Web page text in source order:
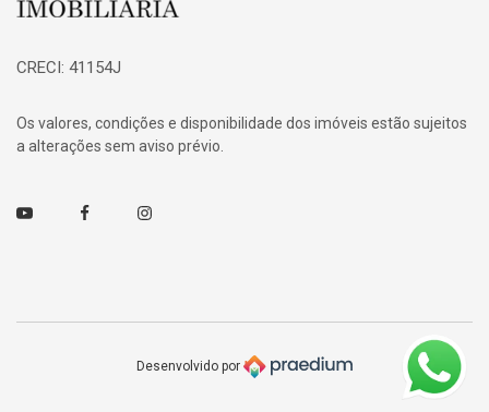
CRECI: 41154J
Os valores, condições e disponibilidade dos imóveis estão sujeitos
a alterações sem aviso prévio.
Youtube FacebookInstagram
Desenvolvido por